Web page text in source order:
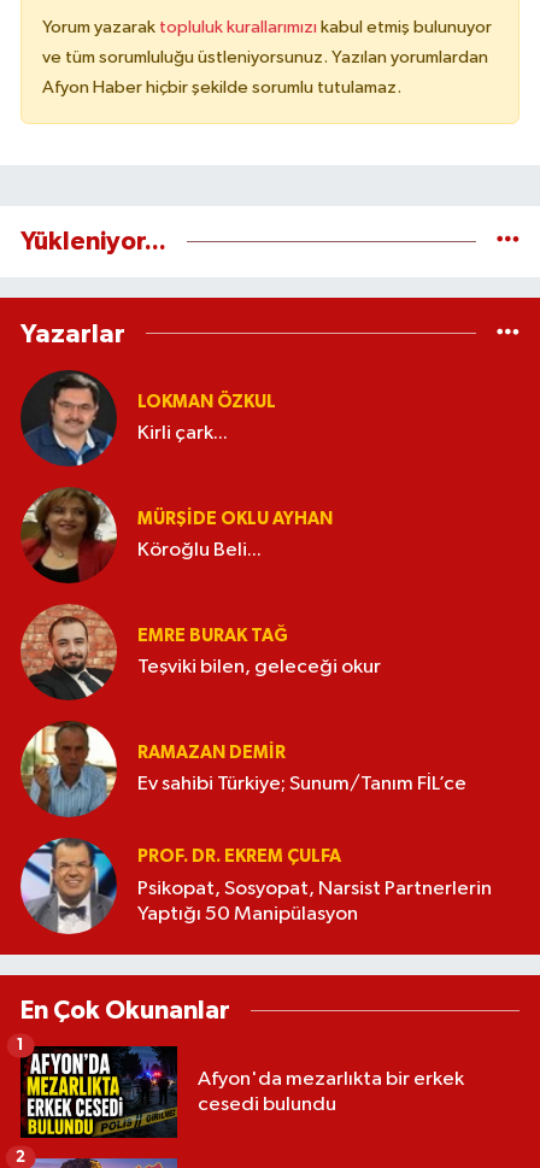
Yorum yazarak topluluk kurallarımızı kabul etmiş bulunuyor
ve tüm sorumluluğu üstleniyorsunuz. Yazılan yorumlardan
Afyon Haber hiçbir şekilde sorumlu tutulamaz.
Yükleniyor...
Yazarlar
LOKMAN ÖZKUL
Kirli çark...
MÜRŞIDE OKLU AYHAN
Köroğlu Beli...
EMRE BURAK TAĞ
Teşviki bilen, geleceği okur
RAMAZAN DEMİR
Ev sahibi Türkiye; Sunum/Tanım FİL’ce
PROF. DR. EKREM ÇULFA
Psikopat, Sosyopat, Narsist Partnerlerin
Yaptığı 50 Manipülasyon
En Çok Okunanlar
Afyon'da mezarlıkta bir erkek
cesedi bulundu
1
2